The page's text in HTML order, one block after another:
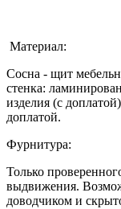
Материал:
Сосна - щит
стенка:
изделия (с
доплатой.
Фурнитура:
Только
выдвижения.
доводчиком и